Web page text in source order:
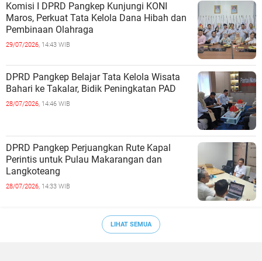
Komisi I DPRD Pangkep Kunjungi KONI
Maros, Perkuat Tata Kelola Dana Hibah dan
Pembinaan Olahraga
29/07/2026, 14:43 WIB
DPRD Pangkep Belajar Tata Kelola Wisata
Bahari ke Takalar, Bidik Peningkatan PAD
28/07/2026, 14:46 WIB
DPRD Pangkep Perjuangkan Rute Kapal
Perintis untuk Pulau Makarangan dan
Langkoteang
28/07/2026, 14:33 WIB
LIHAT SEMUA